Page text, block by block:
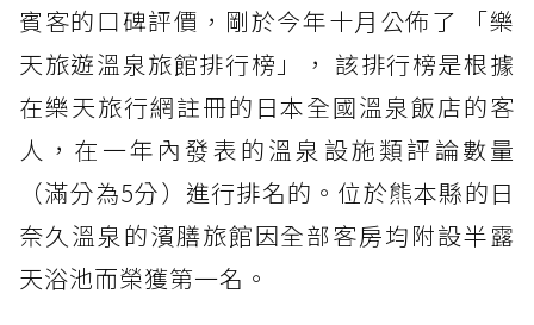
賓客的口碑評價，剛於今年十月公佈了 「樂
天旅遊溫泉旅館排行榜」， 該排行榜是根據
在樂天旅行網註冊的日本全國溫泉飯店的客
人，在一年內發表的溫泉設施類評論數量
（滿分為5分）進行排名的。位於熊本縣的日
奈久溫泉的濱膳旅館因全部客房均附設半露
天浴池而榮獲第一名。